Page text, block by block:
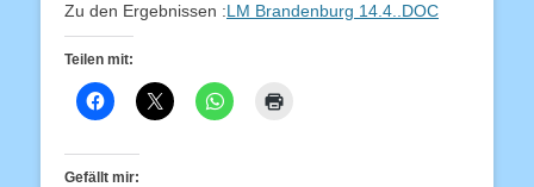
Zu den Ergebnissen :LM Brandenburg 14.4..DOC
Teilen mit:
Gefällt mir: